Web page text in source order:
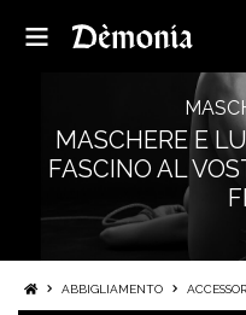
MASCHERE E
FASCINO AL
ABBIGLIAMENTO